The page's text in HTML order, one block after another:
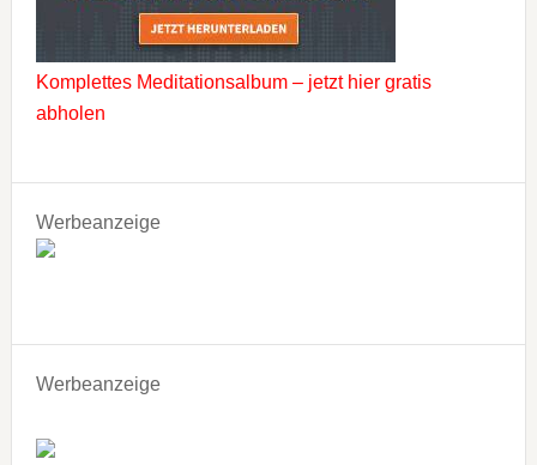
Komplettes Meditationsalbum – jetzt hier gratis
abholen
Werbeanzeige
Werbeanzeige